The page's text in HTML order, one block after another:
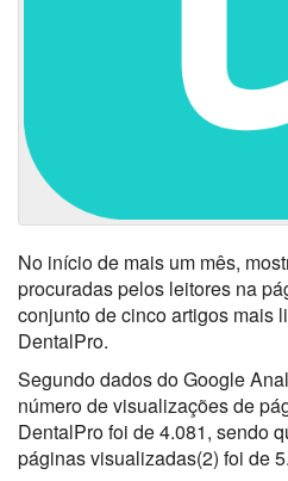
No início de mais um mês,
procuradas pelos leitores na
conjunto de cinco artigos mais
DentalPro.
Segundo dados do Google
número de visualizações de
DentalPro foi de 4.081, sendo
páginas visualizadas(2) foi de